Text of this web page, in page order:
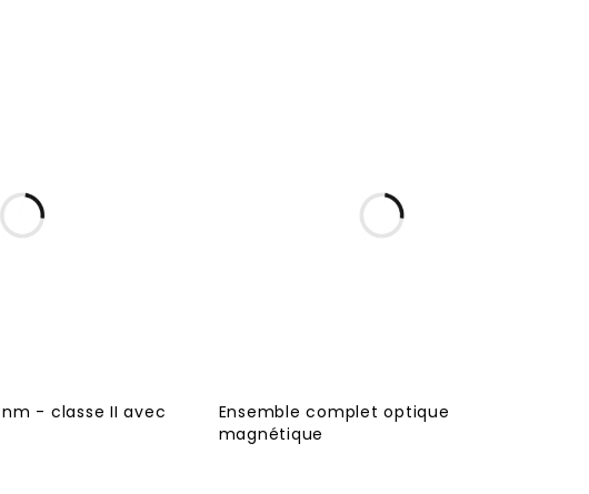
nm - classe II avec
Ensemble complet optique
magnétique